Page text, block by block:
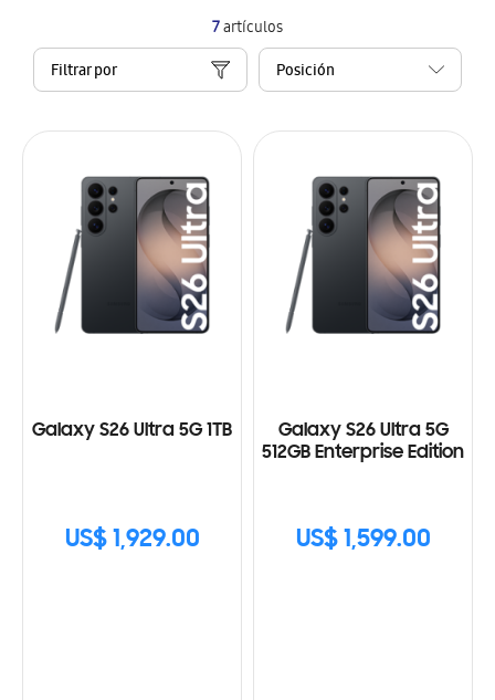
7artículos
Filtrar por
Galaxy S26 Ultra 5G 1TB
US$ 1,929.00
Galaxy S26 Ultra 5G
512GB Enterprise Edition
US$ 1,599.00